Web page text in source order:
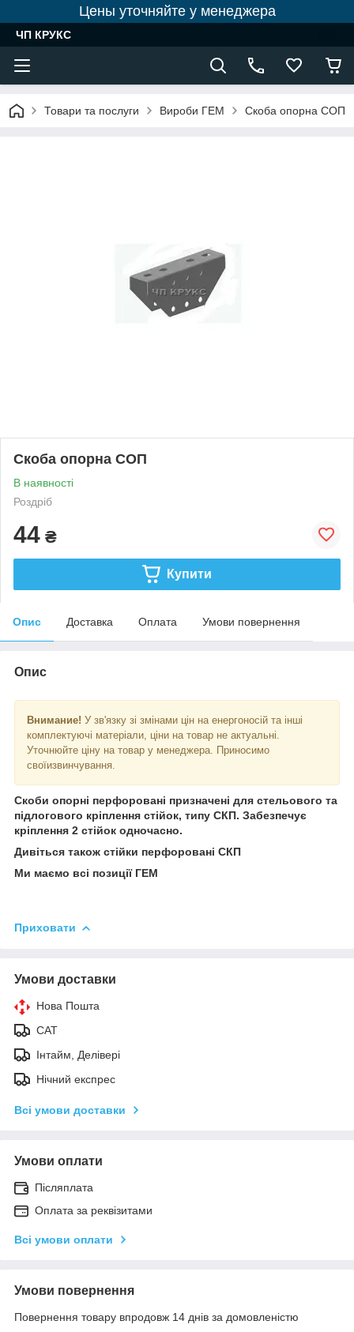
Цены уточняйте у менеджера
ЧП КРУКС
Товари та послуги Вироби ГЕМ Скоба опорна СОП
Скоба опорна СОП
В наявності
Роздріб
44 ₴
Купити
Опис Доставка Оплата Умови повернення
Опис
Внимание! У зв'язку зі змінами цін на енергоносій та інші
комплектуючі матеріали, ціни на товар не актуальні.
Уточнюйте ціну на товар у менеджера. Приносимо
своїизвинчування.
Скоби опорні перфоровані призначені для стельового та
підлогового кріплення стійок, типу СКП. Забезпечує
кріплення 2 стійок одночасно.
Дивіться також стійки перфоровані СКП
Ми маємо всі позиції ГЕМ
Приховати
Умови доставки
Нова Пошта
САТ
Інтайм, Делівері
Нічний експрес
Всі умови доставки
Умови оплати
Післяплата
Оплата за реквізитами
Всі умови оплати
Умови повернення
Повернення товару впродовж 14 днів за домовленістю